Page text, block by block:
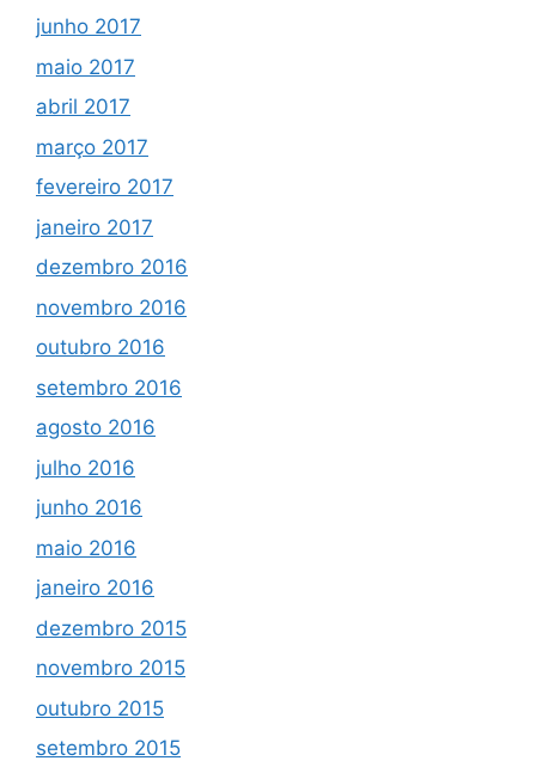
junho 2017
maio 2017
abril 2017
março 2017
fevereiro 2017
janeiro 2017
dezembro 2016
novembro 2016
outubro 2016
setembro 2016
agosto 2016
julho 2016
junho 2016
maio 2016
janeiro 2016
dezembro 2015
novembro 2015
outubro 2015
setembro 2015